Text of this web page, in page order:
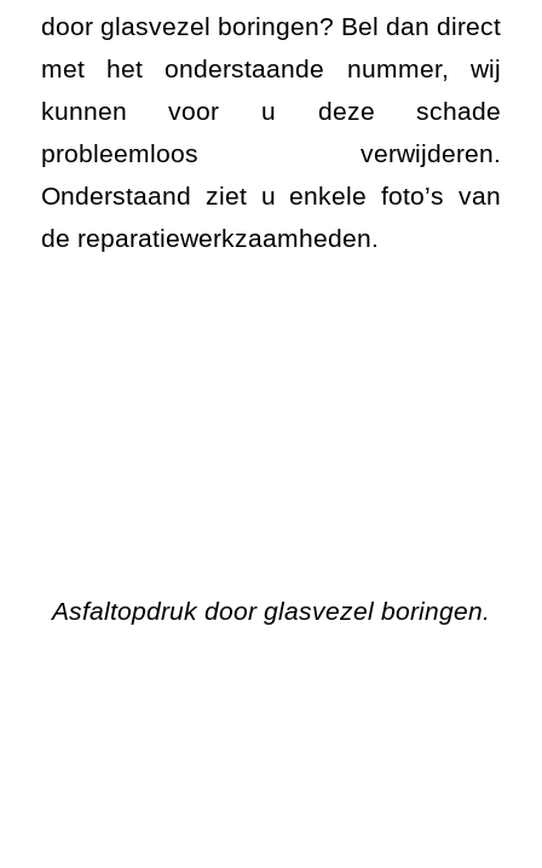
door glasvezel boringen? Bel dan direct
met het onderstaande nummer, wij
kunnen voor u deze schade
probleemloos verwijderen.
Onderstaand ziet u enkele foto’s van
de reparatiewerkzaamheden.
Asfaltopdruk door glasvezel boringen.